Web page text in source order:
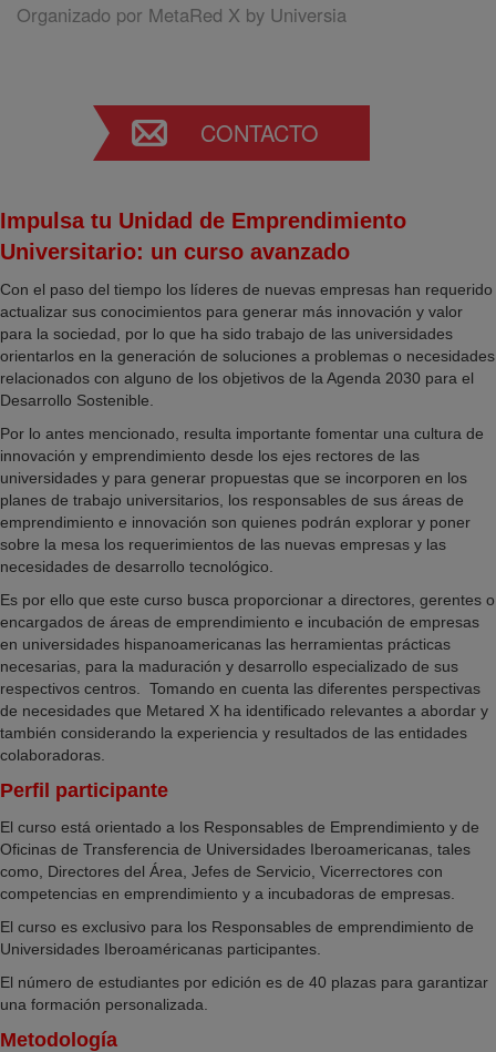
Organizado por MetaRed X by Universia
CONTACTO
Impulsa tu Unidad de Emprendimiento
Universitario: un curso avanzado
Con el paso del tiempo los líderes de nuevas empresas han requerido
actualizar sus conocimientos para generar más innovación y valor
para la sociedad, por lo que ha sido trabajo de las universidades
orientarlos en la generación de soluciones a problemas o necesidades
relacionados con alguno de los objetivos de la Agenda 2030 para el
Desarrollo Sostenible.
Por lo antes mencionado, resulta importante fomentar una cultura de
innovación y emprendimiento desde los ejes rectores de las
universidades y para generar propuestas que se incorporen en los
planes de trabajo universitarios, los responsables de sus áreas de
emprendimiento e innovación son quienes podrán explorar y poner
sobre la mesa los requerimientos de las nuevas empresas y las
necesidades de desarrollo tecnológico.
Es por ello que este curso busca proporcionar a directores, gerentes o
encargados de áreas de emprendimiento e incubación de empresas
en universidades hispanoamericanas las herramientas prácticas
necesarias, para la maduración y desarrollo especializado de sus
respectivos centros. Tomando en cuenta las diferentes perspectivas
de necesidades que Metared X ha identificado relevantes a abordar y
también considerando la experiencia y resultados de las entidades
colaboradoras.
Perfil participante
El curso está orientado a los Responsables de Emprendimiento y de
Oficinas de Transferencia de Universidades Iberoamericanas, tales
como, Directores del Área, Jefes de Servicio, Vicerrectores con
competencias en emprendimiento y a incubadoras de empresas.
El curso es exclusivo para los Responsables de emprendimiento de
Universidades Iberoaméricanas participantes.
El número de estudiantes por edición es de 40 plazas para garantizar
una formación personalizada.
Metodología